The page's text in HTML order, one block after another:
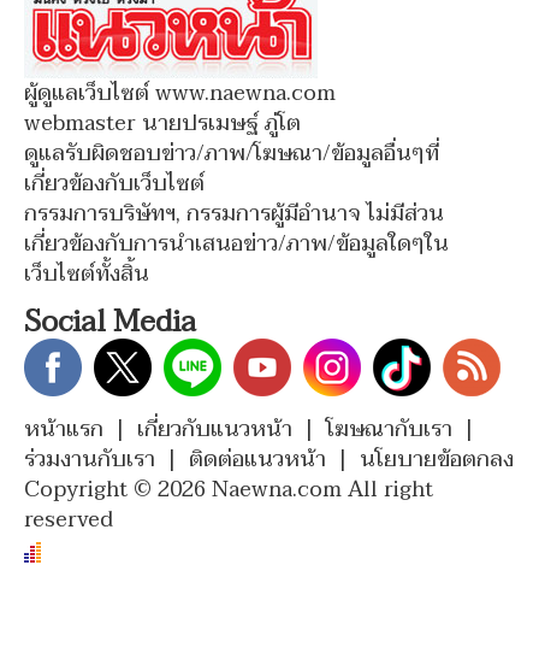
ผู้ดูแลเว็บไซต์ www.naewna.com
webmaster นายปรเมษฐ์ ภู่โต
ดูแลรับผิดชอบข่าว/ภาพ/โฆษณา/ข้อมูลอื่นๆที่
เกี่ยวข้องกับเว็บไซต์
กรรมการบริษัทฯ, กรรมการผู้มีอำนาจ ไม่มีส่วน
เกี่ยวข้องกับการนำเสนอข่าว/ภาพ/ข้อมูลใดๆใน
เว็บไซต์ทั้งสิ้น
Social Media
หน้าแรก | เกี่ยวกับแนวหน้า | โฆษณากับเรา |
ร่วมงานกับเรา | ติดต่อแนวหน้า | นโยบายข้อตกลง
Copyright © 2026 Naewna.com All right
reserved